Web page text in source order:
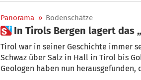
Panorama » Bodenschätze
 In Tirols Bergen lagert das
Tirol war in seiner Geschichte immer sehr
Schwaz über Salz in Hall in Tirol bis
Geologen haben nun